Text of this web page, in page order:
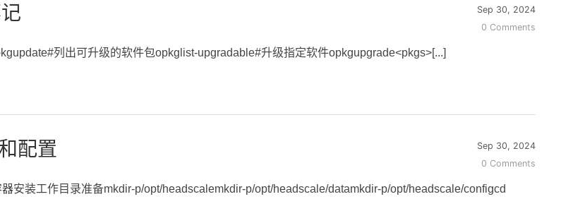
Sep 30, 2024
0 Comments
列出可升级的软件包opkglist-upgradable#升级指定软件opkgupgrade<pkgs>[...]
Sep 30, 2024
0 Comments
配置
安装工作目录准备mkdir-p/opt/headscalemkdir-p/opt/headscale/datamkdir-p/opt/headscale/configcd